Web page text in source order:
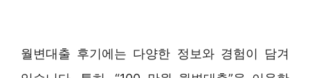
월변대출 후기에는 다양한 정보와 경험이 담겨